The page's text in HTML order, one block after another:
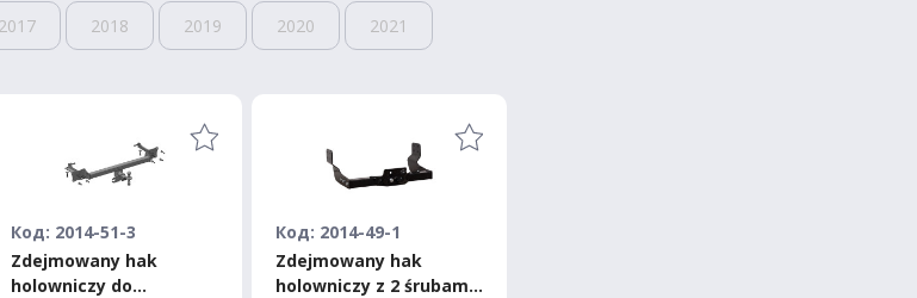
2017 2018 2019 2020 2021
Код: 2014-51-3
Zdejmowany hak
holowniczy do
Код: 2014-49-1
Zdejmowany hak
holowniczy z 2 śrubami